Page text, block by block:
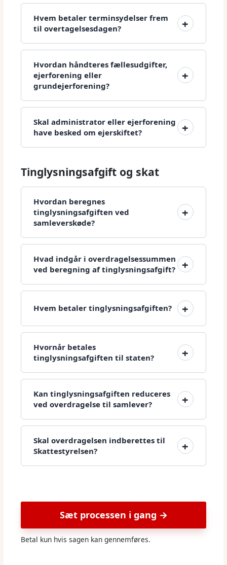
Hvem betaler terminsydelser frem
til overtagelsesdagen?
Hvordan håndteres fællesudgifter,
ejerforening eller
grundejerforening?
Skal administrator eller ejerforening
have besked om ejerskiftet?
Tinglysningsafgift og skat
Hvordan beregnes
tinglysningsafgiften ved
samleverskøde?
Hvad indgår i overdragelsessummen
ved beregning af tinglysningsafgift?
Hvem betaler tinglysningsafgiften?
Hvornår betales
tinglysningsafgiften til staten?
Kan tinglysningsafgiften reduceres
ved overdragelse til samlever?
Skal overdragelsen indberettes til
Skattestyrelsen?
Sæt processen i gang →
Betal kun hvis sagen kan gennemføres.